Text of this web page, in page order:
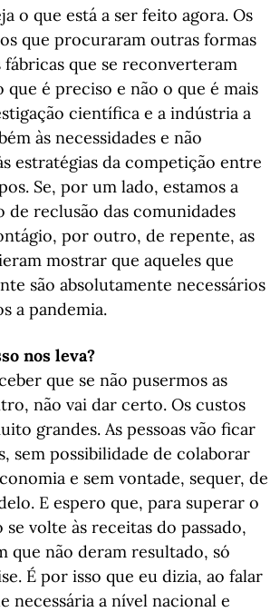
o que está a ser feito agora. Os
que procuraram outras formas
fábricas que se reconverteram
é preciso e não o que é mais
científica e a indústria a
às necessidades e não
estratégias da competição entre
Se, por um lado, estamos a
de reclusão das comunidades
por outro, de repente, as
mostrar que aqueles que
são absolutamente necessários
a pandemia.
nos leva?
que se não pusermos as
não vai dar certo. Os custos
grandes. As pessoas vão ficar
sem possibilidade de colaborar
e sem vontade, sequer, de
E espero que, para superar o
se volte às receitas do passado,
que não deram resultado, só
É por isso que eu dizia, ao falar
necessária a nível nacional e